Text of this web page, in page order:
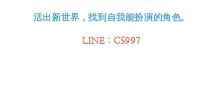
活出新世界，找到自我能扮演的角色。
LINE：CS997